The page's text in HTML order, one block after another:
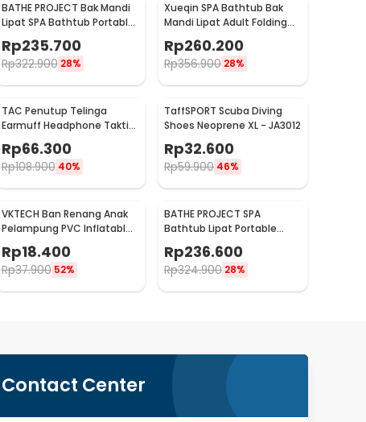
BATHE PROJECT Bak Mandi
Lipat SPA Bathtub Portable
Folding Adult Bath - 18402
Rp235.700
Rp322.900 28%
Xueqin SPA Bathtub Bak
Mandi Lipat Adult Folding
Bath 120x58x48cm - 18403
Rp260.200
Rp356.900 28%
TAC Penutup Telinga
Earmuff Headphone Taktis
for Shooting - TAC36
Rp66.300
Rp108.900 40%
TaffSPORT Scuba Diving
Shoes Neoprene XL - JA3012
Rp32.600
Rp59.900 46%
VKTECH Ban Renang Anak
Pelampung PVC Inflatable
Swimming Ring 70cm - V03
Rp18.400
Rp37.900 52%
BATHE PROJECT SPA
Bathtub Lipat Portable
Folding Bath 110x60x50cm -
18403
Rp236.600
Rp324.900 28%
Contact Center